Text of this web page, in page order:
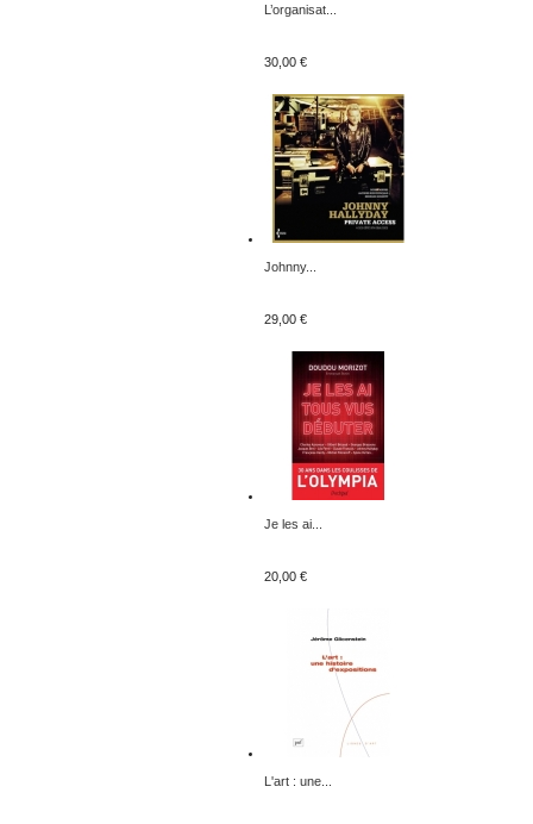
L’organisat...
30,00 €
Johnny...
29,00 €
Je les ai...
20,00 €
L'art : une...